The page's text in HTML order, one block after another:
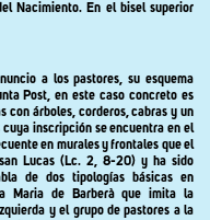
Nacimiento. En el bisel superior
a los pastores, su esquema
Post, en este caso concreto es
con árboles, corderos, cabras y un
inscripción se encuentra en el
en murales y frontales que el
Lucas (Lc. 2, 8-20) y ha sido
de dos tipologías básicas en
Maria de Barberà que imita la
y el grupo de pastores a la